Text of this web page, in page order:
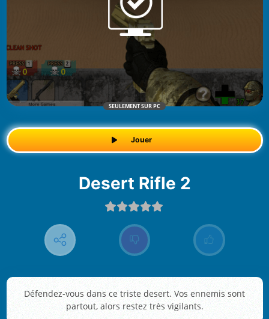
SEULEMENT SUR PC
Jouer
Desert Rifle 2
Défendez-vous dans ce triste desert. Vos ennemis sont
partout, alors restez très vigilants.